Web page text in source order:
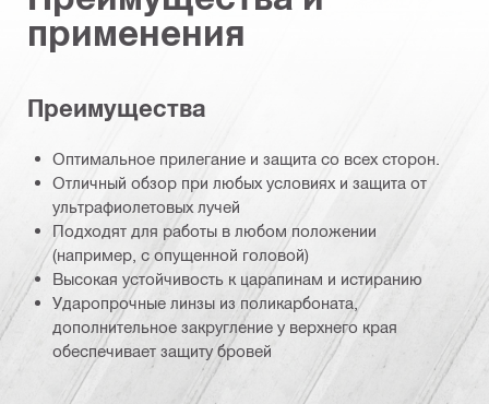
применения
Преимущества
Оптимальное прилегание и защита со всех сторон.
Отличный обзор при любых условиях и защита от
ультрафиолетовых лучей
Подходят для работы в любом положении
(например, с опущенной головой)
Высокая устойчивость к царапинам и истиранию
Ударопрочные линзы из поликарбоната,
дополнительное закругление у верхнего края
обеспечивает защиту бровей